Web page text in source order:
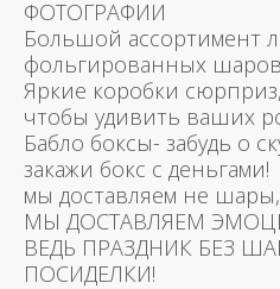
ФОТОГРАФИИ
Большой ассортимент
фольгированных
Яркие коробки
чтобы удивить ваших
Бабло боксы- забудь о
закажи бокс с деньгами!
мы доставляем не шары,
МЫ ДОСТАВЛЯЕМ
ВЕДЬ ПРАЗДНИК БЕЗ
ПОСИДЕЛКИ!